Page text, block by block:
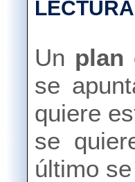
Un plan
se
quiere
se
último